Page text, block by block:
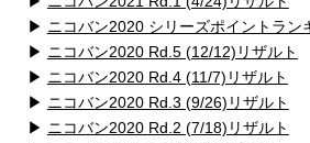
▶ ニコバン2020 シリーズポイントラン
▶ ニコバン2020 Rd.5 (12/12)リザルト
▶ ニコバン2020 Rd.4 (11/7)リザルト
▶ ニコバン2020 Rd.3 (9/26)リザルト
▶ ニコバン2020 Rd.2 (7/18)リザルト